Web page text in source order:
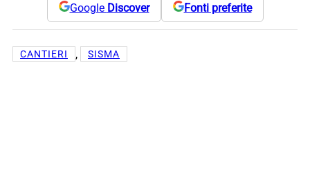
Google Discover Fonti preferite
CANTIERI , SISMA